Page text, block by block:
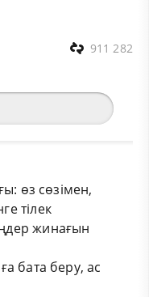
911 282
өз сөзімен,
тілек
жинағын
бата беру, ас